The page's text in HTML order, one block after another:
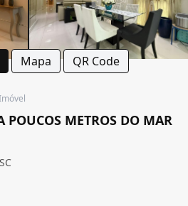
Mapa QR Code
METROS DO MAR